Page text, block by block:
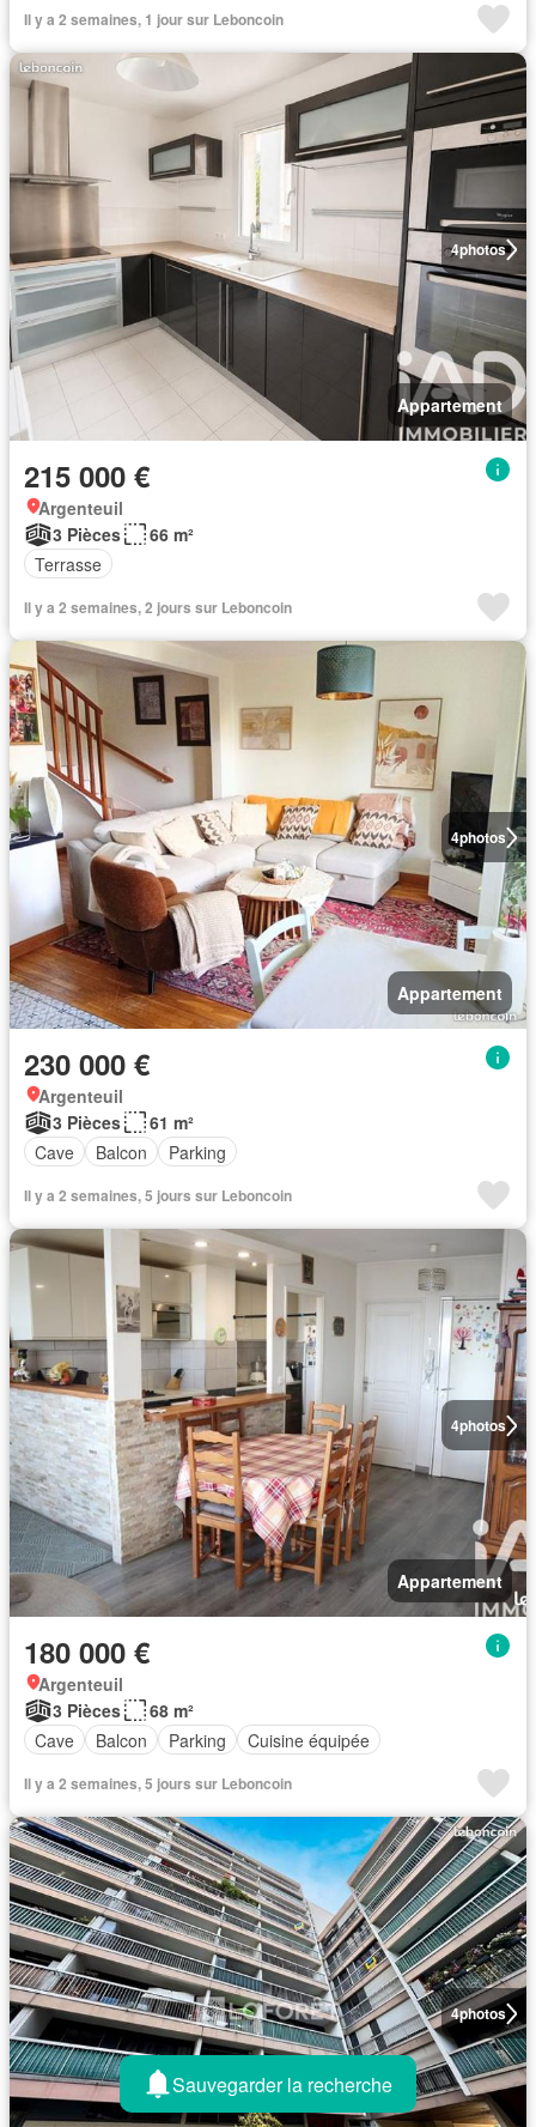
Il y a 2 semaines, 1 jour sur Leboncoin
4photos
Appartement
215 000 €
Argenteuil
3 Pièces
66 m²
Terrasse
Il y a 2 semaines, 2 jours sur Leboncoin
4photos
Appartement
230 000 €
Argenteuil
3 Pièces
61 m²
Cave
Balcon Parking
Il y a 2 semaines, 5 jours sur Leboncoin
4photos
Appartement
180 000 €
Argenteuil
3 Pièces
68 m²
Cave
Balcon Parking Cuisine équipée
Il y a 2 semaines, 5 jours sur Leboncoin
4photos
Sauvegarder la recherche